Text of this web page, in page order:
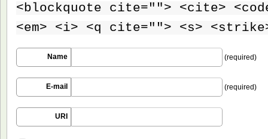
<blockquote cite=""> <cite>
<em> <i> <q cite=""> <s>
Name (required)
E-mail (required)
URI